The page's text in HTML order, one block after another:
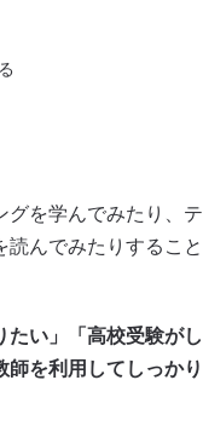
を学んでみたり、テ
んでみたりすること
たい」「高校受験がし
を利用してしっかり